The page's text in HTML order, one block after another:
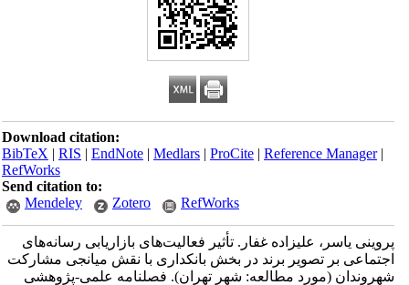
Download citation:
BibTeX|RIS|EndNote|Medlars|ProCite|Reference Manager
RefWorks
Send citation to:
Mendeley
Zotero RefWorks
پروینی یاسر، علیزاده غفار. تأثیر فعالیت‌های بازاریابی رسانه‌های
اجتماعی بر تصویر برند در بخش بانکداری با نقش میانجی مشارکت
شهروندان (مورد مطالعه: شهر تهران). فصلنامه علمی-پژوهشی